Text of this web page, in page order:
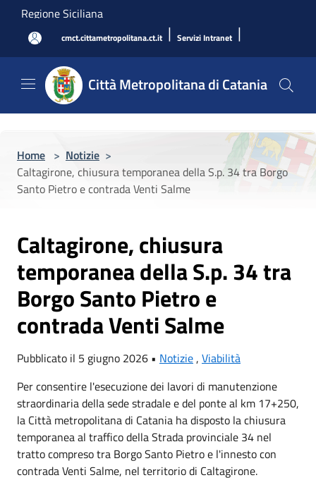
Salta al contenuto principale
Regione Siciliana
cmct.cittametropolitana.ct.it | Servizi Intranet |
Città Metropolitana di Catania
Home > Notizie >
Caltagirone, chiusura temporanea della S.p. 34 tra Borgo
Santo Pietro e contrada Venti Salme
Caltagirone, chiusura
temporanea della S.p. 34 tra
Borgo Santo Pietro e
contrada Venti Salme
Pubblicato il 5 giugno 2026 • Notizie, Viabilità
Per consentire l'esecuzione dei lavori di manutenzione
straordinaria della sede stradale e del ponte al km 17+250,
la Città metropolitana di Catania ha disposto la chiusura
temporanea al traffico della Strada provinciale 34 nel
tratto compreso tra Borgo Santo Pietro e l'innesto con
contrada Venti Salme, nel territorio di Caltagirone.